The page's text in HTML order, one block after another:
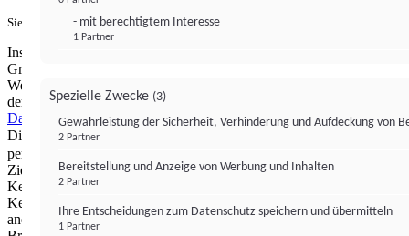
Sie haben ein PUR-Abo?Hier anmelden.
Institutional Money mit Werbung: Wir nutzen aus wirtschaftlichen
Gründen die Möglichkeit, unsere Webseite Dritten als digitalen
Werbeplatz zur Verfügung zu stellen. Über Verarbeitungen, die in
der Verantwortung von uns liegen, können Sie sich in unserer
Datenschutzerklärungnäher informieren.Zur Bereitstellung unserer
Dienste nutzen wir Technologien von
personalisierte Werbung, Messung von Werbeleistung und
Zielgruppenforschung. Cookies, Endgeräte- oder ähnliche Online-
Kennungen (z. B. login-basierte Kennungen, zufällig generierte
Kennungen, netzwerkbasierte Kennungen) können zusammen mit
anderen Informationen (z. B. Browsertyp und
- mit berechtigtem Interesse
1 Partner
Spezielle Zwecke (3)
Gewährleistung der Sicherheit, Verhinderung und Aufdeckung von
2 Partner
Bereitstellung und Anzeige von Werbung und Inhalten
2 Partner
Ihre Entscheidungen zum Datenschutz speichern und übermitteln
1 Partner